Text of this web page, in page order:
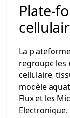
Plate-
La plateforme
regroupe les
cellulaire,
modèle
Flux et les
Electronique.